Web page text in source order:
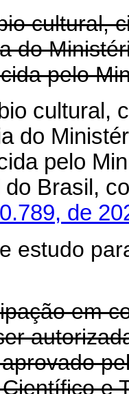
cultural,
do
pelo
cultural,
do
pelo
do
de
estudo
em
e